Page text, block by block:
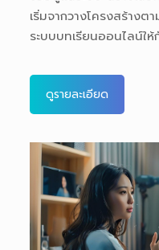
เริ่มจากวางโครงสร้าง
ระบบบทเรียนออนไลน์ใ
ดูรายละเอียด